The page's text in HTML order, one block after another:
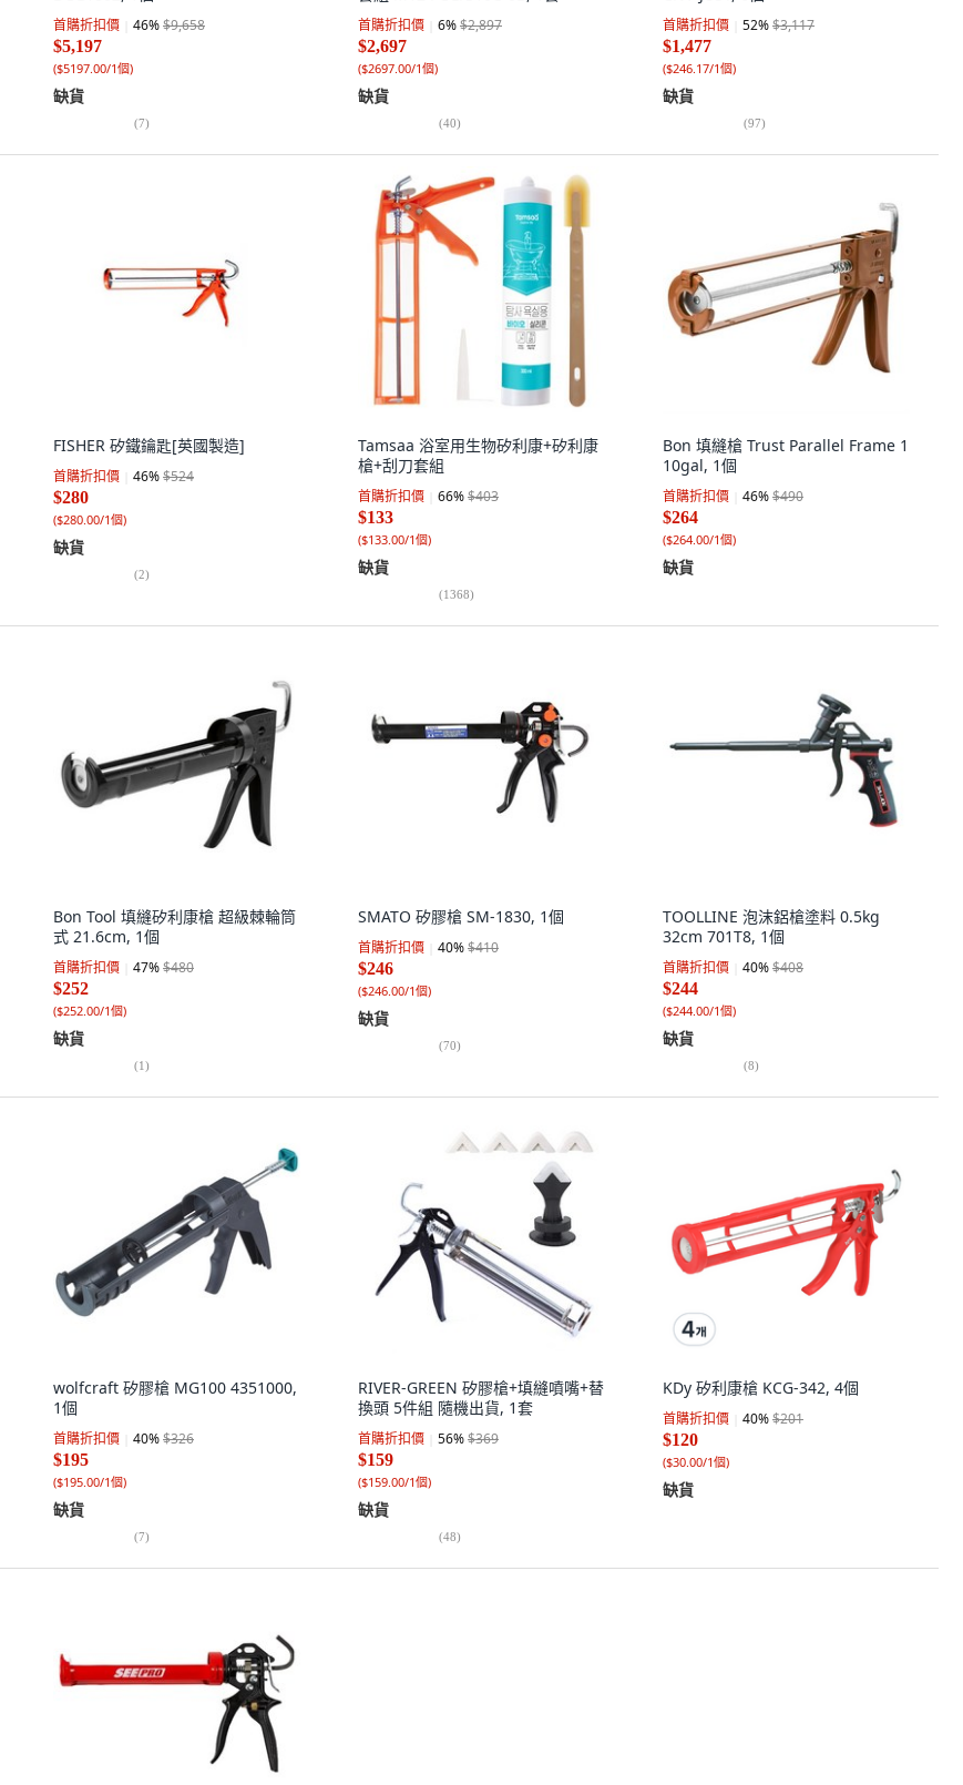
首購折扣價 46%$9,658
$5,197
($5197.00/1個)
缺貨
(7)
首購折扣價 6%$2,897
$2,697
($2697.00/1個)
缺貨
(40)
首購折扣價 52%$3,117
$1,477
($246.17/1個)
缺貨
(97)
FISHER 矽鐵鑰匙[英國製造]
首購折扣價 46%$524
$280
($280.00/1個)
缺貨
(2)
Tamsaa 浴室用生物矽利康+矽利康
槍+刮刀套組
首購折扣價 66%$403
$133
($133.00/1個)
缺貨
(1368)
Bon 填縫槍 Trust Parallel Frame 1
10gal, 1個
首購折扣價 46%$490
$264
($264.00/1個)
缺貨
Bon Tool 填縫矽利康槍 超級棘輪筒
式 21.6cm, 1個
首購折扣價 47%$480
$252
($252.00/1個)
缺貨
(1)
SMATO 矽膠槍 SM-1830, 1個
首購折扣價 40%$410
$246
($246.00/1個)
缺貨
(70)
TOOLLINE 泡沫鋁槍塗料 0.5kg
32cm 701T8, 1個
首購折扣價 40%$408
$244
($244.00/1個)
缺貨
(8)
wolfcraft 矽膠槍 MG100 4351000,
1個
首購折扣價 40%$326
$195
($195.00/1個)
缺貨
(7)
RIVER-GREEN 矽膠槍+填縫噴嘴+替
換頭 5件組 隨機出貨, 1套
首購折扣價 56%$369
$159
($159.00/1個)
缺貨
(48)
KDy 矽利康槍 KCG-342, 4個
首購折扣價 40%$201
$120
($30.00/1個)
缺貨